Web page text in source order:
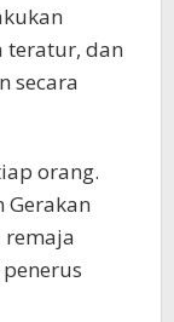
teratur, dan
secara
orang.
Gerakan
remaja